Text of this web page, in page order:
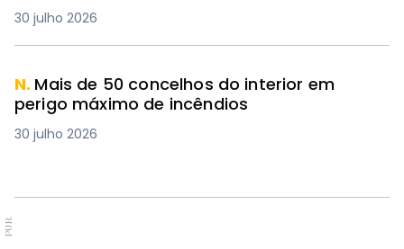
30 julho 2026
N. Mais de 50 concelhos do interior em
perigo máximo de incêndios
30 julho 2026
PUB.